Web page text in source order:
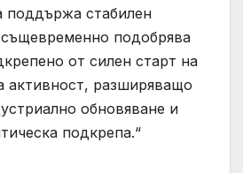
поддържа стабилен
подобрява
от силен старт на
активност, разширяващо
обновяване и
подкрепа.“